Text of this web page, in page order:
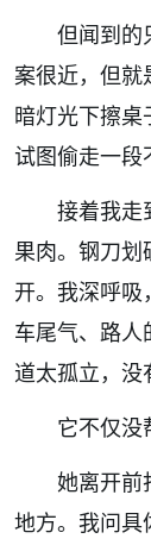
但闻到的
案很近，但就
暗灯光下擦桌
试图偷走一段
接着我走
果肉。钢刀
开。我深呼
车尾气、路
道太孤立，没
它不仅没
她离开前
地方。我问具